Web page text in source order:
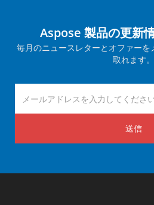
Aspose 製品の更新
毎月のニュースレターとオファー
取れます。
送信